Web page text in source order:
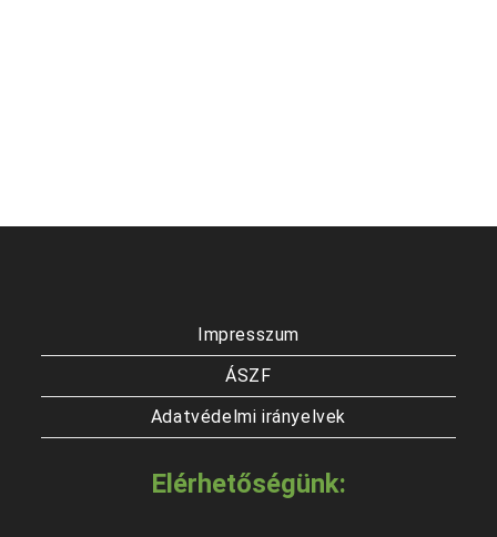
Impresszum
ÁSZF
Adatvédelmi irányelvek
Elérhetőségünk: